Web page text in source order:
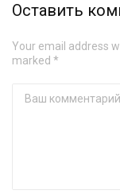
Оставить
Your email address
marked *